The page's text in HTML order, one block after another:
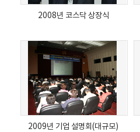
2008년 코스닥 상장식
2009년 기업 설명회(대규모)